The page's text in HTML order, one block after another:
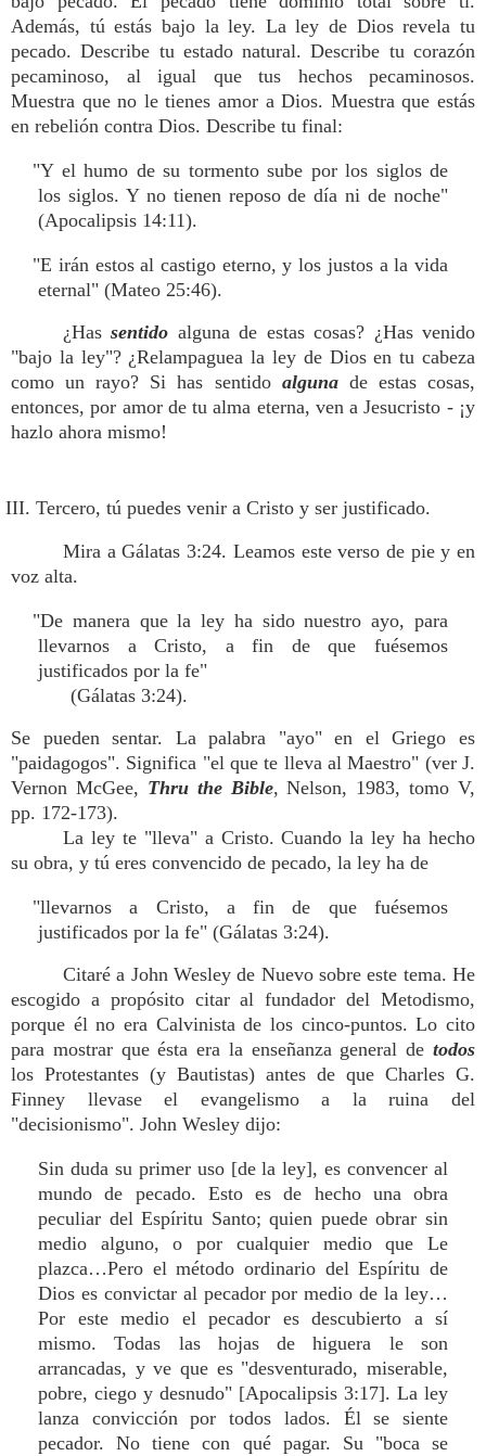
Además, tú estás bajo la ley. La ley de Dios revela tu
pecado. Describe tu estado natural. Describe tu corazón
pecaminoso, al igual que tus hechos pecaminosos.
Muestra que no le tienes amor a Dios. Muestra que estás
en rebelión contra Dios. Describe tu final:
"Y el humo de su tormento sube por los siglos de
los siglos. Y no tienen reposo de día ni de noche"
(Apocalipsis 14:11).
"E irán estos al castigo eterno, y los justos a la vida
eternal" (Mateo 25:46).
¿Hassentido alguna de estas cosas? ¿Has venido
"bajo la ley"? ¿Relampaguea la ley de Dios en tu cabeza
como un rayo? Si has sentido alguna de estas cosas,
entonces, por amor de tu alma eterna, ven a Jesucristo - ¡y
hazlo ahora mismo!
III. Tercero, tú puedes venir a Cristo y ser justificado.
Mira a Gálatas 3:24. Leamos este verso de pie y en
voz alta.
"De manera que la ley ha sido nuestro ayo, para
llevarnos a Cristo, a fin de que fuésemos
justificados por la fe"
(Gálatas 3:24).
Se pueden sentar. La palabra "ayo" en el Griego es
"paidagogos". Significa "el que te lleva al Maestro" (ver J.
Vernon McGee, Thru the Bible, Nelson, 1983, tomo V,
pp. 172-173).
La ley te "lleva" a Cristo. Cuando la ley ha hecho
su obra, y tú eres convencido de pecado, la ley ha de
"llevarnos a Cristo, a fin de que fuésemos
justificados por la fe" (Gálatas 3:24).
Citaré a John Wesley de Nuevo sobre este tema. He
escogido a propósito citar al fundador del Metodismo,
porque él no era Calvinista de los cinco-puntos. Lo cito
para mostrar que ésta era la enseñanza general de todos
los Protestantes (y Bautistas) antes de que Charles G.
Finney llevase el evangelismo a la ruina del
"decisionismo". John Wesley dijo:
Sin duda su primer uso [de la ley], es convencer al
mundo de pecado. Esto es de hecho una obra
peculiar del Espíritu Santo; quien puede obrar sin
medio alguno, o por cualquier medio que Le
plazca…Pero el método ordinario del Espíritu de
Dios es convictar al pecador por medio de la ley…
Por este medio el pecador es descubierto a sí
mismo. Todas las hojas de higuera le son
arrancadas, y ve que es "desventurado, miserable,
pobre, ciego y desnudo" [Apocalipsis 3:17]. La ley
lanza convicción por todos lados. Él se siente
pecador. No tiene con qué pagar. Su "boca se